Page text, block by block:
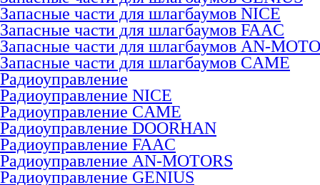
Запасные части для шлагбаумов NICE
Запасные части для шлагбаумов FAAC
Запасные части для шлагбаумов AN-
Запасные части для шлагбаумов CAME
Радиоуправление
Радиоуправление NICE
Радиоуправление CAME
Радиоуправление DOORHAN
Радиоуправление FAAC
Радиоуправление AN-MOTORS
Радиоуправление GENIUS